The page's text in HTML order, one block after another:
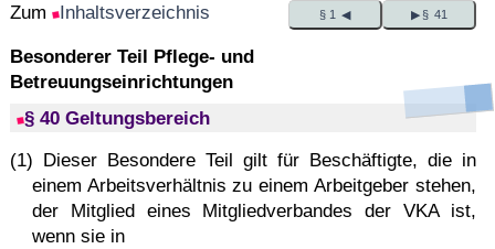
Zum Inhaltsverzeichnis § 1 ◀ ▶ § 41
Besonderer Teil Pflege- und
Betreuungseinrichtungen
§ 40 Geltungsbereich
(1) Dieser Besondere Teil gilt für Beschäftigte, die in
einem Arbeitsverhältnis zu einem Arbeitgeber stehen,
der Mitglied eines Mitgliedverbandes der VKA ist,
wenn sie in